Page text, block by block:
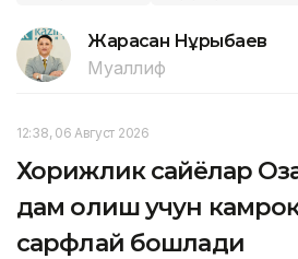
Жарасқан Нұрыбаев
Муаллиф
12:38, 06 Август 2026
Хорижлик сайёҳлар
дам олиш учун
сарфлай бошлади